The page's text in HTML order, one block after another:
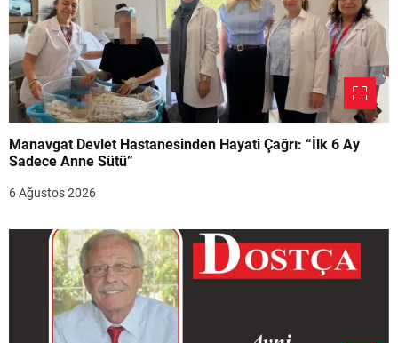
Manavgat Devlet Hastanesinden Hayati Çağrı: “İlk 6 Ay
Sadece Anne Sütü”
6 Ağustos 2026